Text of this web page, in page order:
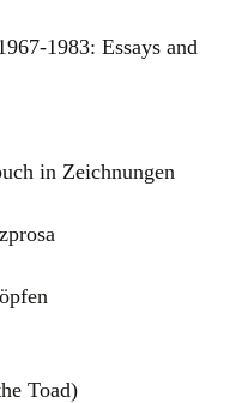
1983: Essays and
in Zeichnungen
Toad)